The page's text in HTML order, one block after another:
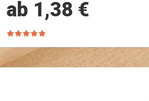
ab 1,38 €